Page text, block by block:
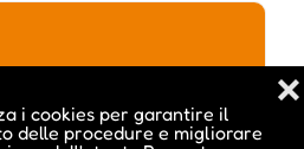
i cookies per garantire il
delle procedure e migliorare
❌